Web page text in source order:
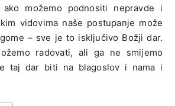
ako možemo podnositi nepravde i
vidovima naše postupanje može
– sve je to isključivo Božji dar.
radovati, ali ga ne smijemo
taj dar biti na blagoslov i nama i